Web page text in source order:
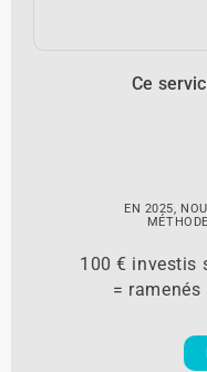
Ce
EN 2025,
100 € investis
=